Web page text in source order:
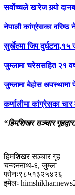
सर्वोच्चले खारेज गर्‍यो
नेपाली कांग्रेसका वरिष्ठ
सुर्खेतमा जिप दुर्घटना,१५
जुम्लामा चरेससहित २१
जुम्लामा बेहोस अवस्थामा
कर्णालीमा कांग्रेसका चार
“हिमशिखर सञ्चार
हिमशिखर सञ्चार गृह
चन्दननाथ-६, जुम्ला
फोनः९८५१३२५४२६
इमेलः